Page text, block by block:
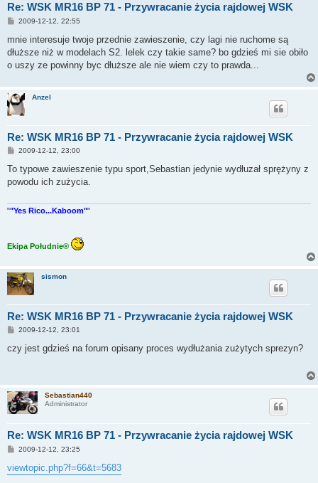
Re: WSK MR16 BP 71 - Przywracanie życia rajdowej WSK
P
s
2009-12-12, 22:55
mnie interesuje twoje przednie zawieszenie, czy lagi nie ruchome są
dłuższe niż w modelach S2. lelek czy takie same? bo gdzieś mi sie obiło
o uszy ze powinny byc dłuższe ale nie wiem czy to prawda...
Anzel
Re: WSK MR16 BP 71 - Przywracanie życia rajdowej WSK
P
s
2009-12-12, 23:00
To typowe zawieszenie typu sport,Sebastian jedynie wydłuzał sprężyny z
powodu ich zużycia.
""Yes Rico...Kaboom""
Ekipa Południe®
sismon
Re: WSK MR16 BP 71 - Przywracanie życia rajdowej WSK
P
s
t
2009-12-12, 23:01
czy jest gdzieś na forum opisany proces wydłużania zużytych sprezyn?
Sebastian440
Administrator
Re: WSK MR16 BP 71 - Przywracanie życia rajdowej WSK
P
s
t
2009-12-12, 23:25
viewtopic.php?f=66&t=5683